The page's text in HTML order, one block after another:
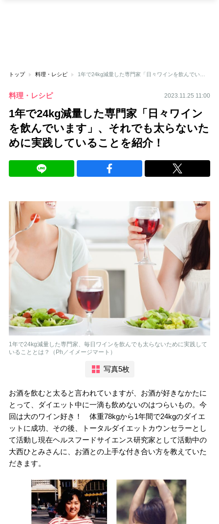
トップ 料理・レシピ 1年で24kg減量した専門家「日々ワインを飲んでいます」、それでも太らないために実践していることを紹介！
料理・レシピ 2023.11.25 11:00
1年で24kg減量した専門家「日々ワイン
を飲んでいます」、それでも太らないた
めに実践していることを紹介！
1年で24kg減量した専門家、毎日ワインを飲んでも太らないために実践して
いることとは？（Ph／イメージマート）
写真5枚
お酒を飲むと太ると言われていますが、お酒が好きなかたに
とって、ダイエット中に一滴も飲めないのはつらいもの。今
回は大のワイン好き！ 体重78kgから1年間で24kgのダイエ
ットに成功、その後、トータルダイエットカウンセラーとし
て活動し現在ヘルスフードサイエンス研究家として活動中の
大西ひとみさんに、お酒との上手な付き合い方を教えていた
だきます。